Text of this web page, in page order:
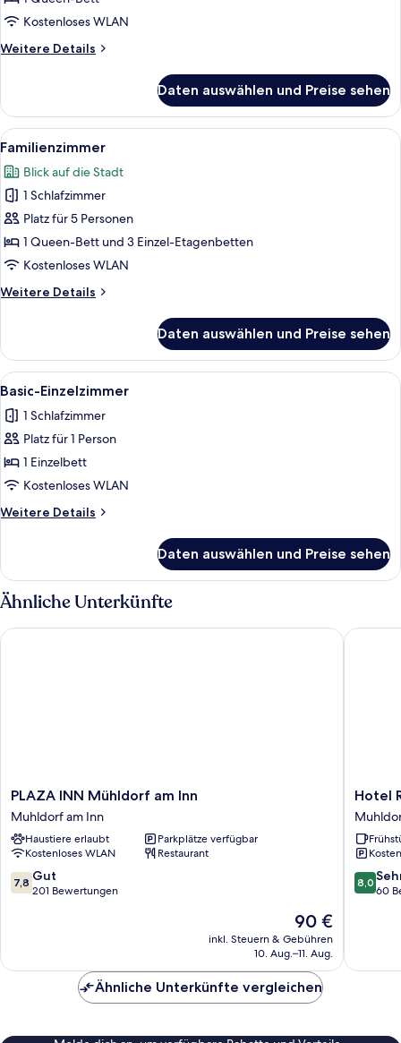
Kostenloses WLAN
Weitere Details
Weitere
Zimmer
Daten auswählen und Preise sehen
Alle
Fotos
für
Familienzimmer
anzeigen
Ein Bett mit einem senfgelben
3
Familienzimmer
Blick auf die Stadt
1 Schlafzimmer
Platz für 5 Personen
1 Queen-Bett und 3 Einzel-Etagenbetten
Kostenloses WLAN
Weitere Details
Weitere
Daten auswählen und Preise sehen
Alle
Fotos
für
Basic-
Einzelzimmer
anzeigen
Ein Hotelzimmer mit Bett,
3
Basic-Einzelzimmer
1 Schlafzimmer
Platz für 1 Person
1 Einzelbett
Kostenloses WLAN
Weitere Details
Weitere
Einzelzimmer
Daten auswählen und Preise sehen
Ähnliche Unterkünfte
PLAZA
INN
Mühldorf
am
Inn
Muhldorf
am
PLAZA INN Mühldorf am Inn
Muhldorf am Inn
Haustiere erlaubt
Parkplätze verfügbar
Kostenloses WLAN
Restaurant
7.8
von
7,8 Gut
201 Bewertungen
Der
Preis
beträgt
90 €
inkl. Steuern & Gebühren
10. Aug.–11. Aug.
PLAZA INN Mühldorf am Inn
Hotel
Bastei
am
Inn
Hotel
8.0
von
8,0
60
Hotel
Ähnliche Unterkünfte vergleichen